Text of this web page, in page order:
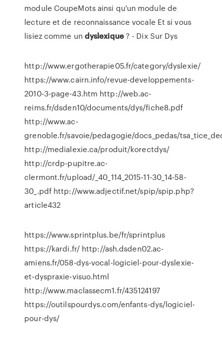
module CoupeMots ainsi qu'un module de
lecture et de reconnaissance vocale Et si vous
lisiez comme un dyslexique? - Dix Sur Dys
http://www.ergotherapie05.fr/category/dyslexie/
https://www.cairn.info/revue-developpements-
2010-3-page-43.htm http://web.ac-
reims.fr/dsden10/documents/dys/fiche8.pdf
http://www.ac-
grenoble.fr/savoie/pedagogie/docs_pedas/
http://medialexie.ca/produit/korectdys/
http://crdp-pupitre.ac-
clermont.fr/upload/_40_114_2015-11-30_14-58-
30_.pdf http://www.adjectif.net/spip/spip.php?
article432
https://www.sprintplus.be/fr/sprintplus
https://kardi.fr/ http://ash.dsden02.ac-
amiens.fr/058-dys-vocal-logiciel-pour-dyslexie-
et-dyspraxie-visuo.html
http://www.maclassecm1.fr/435124197
https://outilspourdys.com/enfants-dys/logiciel-
pour-dys/